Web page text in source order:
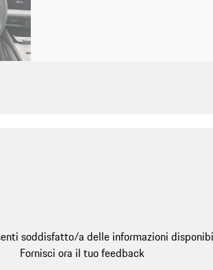
soddisfatto/a delle informazioni
Fornisci ora il tuo feedback